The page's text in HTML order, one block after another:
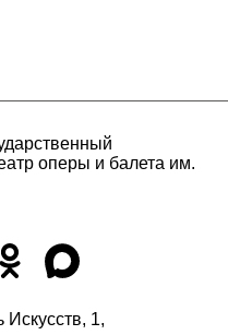
оперы и балета им.
Искусств, 1,